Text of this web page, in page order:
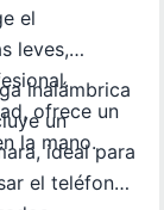
el
leves,
ofrece un
la mano.
inalámbrica
un
ideal para
el teléfono